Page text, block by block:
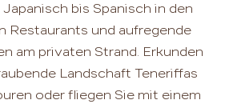
bis Spanisch in den
Restaurants und aufregende
am privaten Strand. Erkunden
Landschaft Teneriffas
oder fliegen Sie mit einem